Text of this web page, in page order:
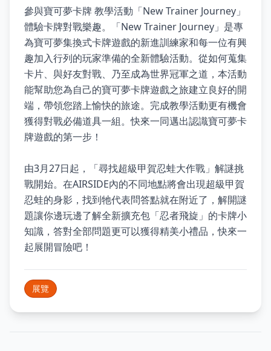
參與寶可夢卡牌 教學活動「New Trainer Journey」
體驗卡牌對戰樂趣。「New Trainer Journey」是專
為寶可夢集換式卡牌遊戲的新進訓練家和每一位有興
趣加入行列的玩家準備的全新體驗活動。從如何蒐集
卡片、與好友對戰、乃至成為世界冠軍之道，本活動
能幫助您為自己的寶可夢卡牌遊戲之旅建立良好的開
端，帶領您踏上愉快的旅途。完成教學活動更有機會
獲得對戰必備道具一組。快來一同邁出認識寶可夢卡
牌遊戲的第一步！
由3月27日起，「尋找超級甲賀忍蛙大作戰」解謎挑
戰開始。在AIRSIDE內的不同地點將會出現超級甲賀
忍蛙的身影，找到牠代表問答點就在附近了，解開謎
題讓你邊玩邊了解全新擴充包「忍者飛旋」的卡牌小
知識，答對全部問題更可以獲得精美小禮品，快來一
起展開冒險吧！
展覽